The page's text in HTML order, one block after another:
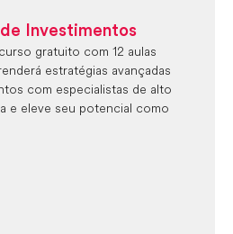
Investimentos
gratuito com 12 aulas
estratégias avançadas
com especialistas de alto
e eleve seu potencial como